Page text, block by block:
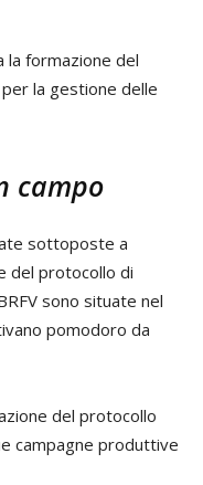
la formazione del
la gestione delle
campo
sottoposte a
del protocollo di
sono situate nel
pomodoro da
del protocollo
campagne produttive